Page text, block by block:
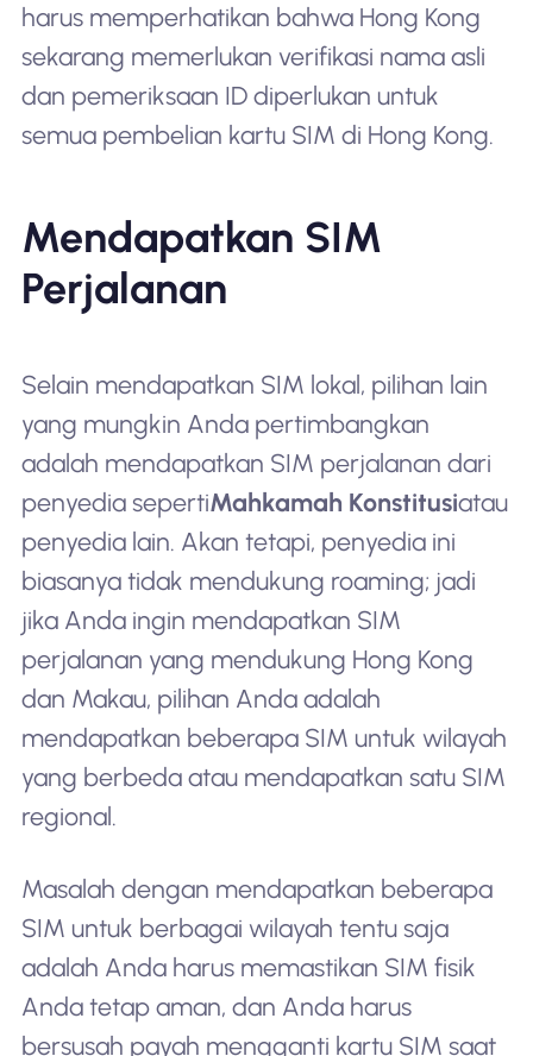
harus memperhatikan bahwa Hong Kong
sekarang memerlukan verifikasi nama asli
dan pemeriksaan ID diperlukan untuk
semua pembelian kartu SIM di Hong Kong.
Mendapatkan SIM
Perjalanan
Selain mendapatkan SIM lokal, pilihan lain
yang mungkin Anda pertimbangkan
adalah mendapatkan SIM perjalanan dari
penyedia sepertiMahkamah Konstitusiatau
penyedia lain. Akan tetapi, penyedia ini
biasanya tidak mendukung roaming; jadi
jika Anda ingin mendapatkan SIM
perjalanan yang mendukung Hong Kong
dan Makau, pilihan Anda adalah
mendapatkan beberapa SIM untuk wilayah
yang berbeda atau mendapatkan satu SIM
regional.
Masalah dengan mendapatkan beberapa
SIM untuk berbagai wilayah tentu saja
adalah Anda harus memastikan SIM fisik
Anda tetap aman, dan Anda harus
bersusah payah mengganti kartu SIM saat